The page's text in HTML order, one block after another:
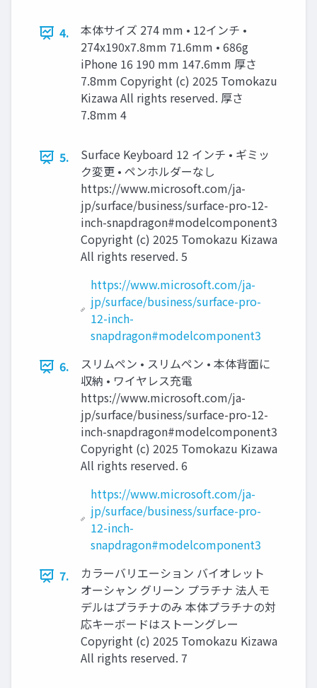
4.
本体サイズ 274 mm • 12インチ •
274x190x7.8mm 71.6mm • 686g
iPhone 16 190 mm 147.6mm 厚さ
7.8mm Copyright (c) 2025 Tomokazu
Kizawa All rights reserved. 厚さ
7.8mm 4
5.
Surface Keyboard 12 インチ • ギミッ
ク変更 • ペンホルダーなし
https://www.microsoft.com/ja-
jp/surface/business/surface-pro-12-
inch-snapdragon#modelcomponent3
Copyright (c) 2025 Tomokazu Kizawa
All rights reserved. 5
https://www.microsoft.com/ja-
jp/surface/business/surface-pro-
12-inch-
snapdragon#modelcomponent3
6.
スリムペン • スリムペン • 本体背面に
収納 • ワイヤレス充電
https://www.microsoft.com/ja-
jp/surface/business/surface-pro-12-
inch-snapdragon#modelcomponent3
Copyright (c) 2025 Tomokazu Kizawa
All rights reserved. 6
https://www.microsoft.com/ja-
jp/surface/business/surface-pro-
12-inch-
snapdragon#modelcomponent3
7.
カラーバリエーション バイオレット
オーシャン グリーン プラチナ 法人モ
デルはプラチナのみ 本体プラチナの対
応キーボードはストーングレー
Copyright (c) 2025 Tomokazu Kizawa
All rights reserved. 7